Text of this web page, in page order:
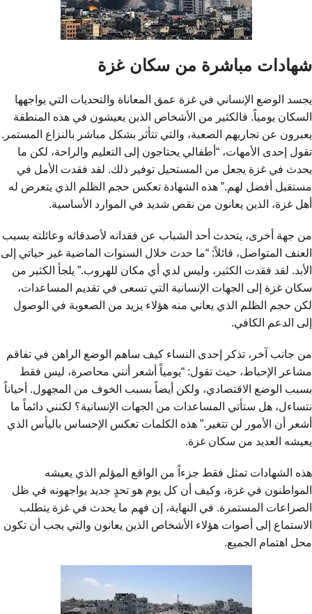
شهادات مباشرة من سكان غزة
يجسد الوضع الإنساني في غزة عمق المعاناة والتحديات التي يواجهها
السكان يومياً. فالكثير من الأشخاص الذين يعيشون في هذه المنطقة
يعبرون عن تجاربهم الصعبة، والتي تتأثر بشكل مباشر بالنزاع المستمر.
تقول إحدى الأمهات، “أطفالي يحتاجون إلى التعليم والراحة، لكن ما
يحدث في غزة يجعل من المستحيل توفير ذلك. لقد فقدت الأمل في
مستقبل أفضل لهم.” هذه الشهادة تعكس حجم الظلم الذي يتعرض له
أهل غزة، الذين يعانون من نقص شديد في الموارد الأساسية.
من جهة أخرى، يتحدث أحد الشباب عن فقدانه لأصدقائه وعائلته بسبب
العنف المتواصل، قائلاً: “ما حدث خلال السنوات الماضية غير حياتي إلى
الأبد. لقد فقدت الكثير، وليس لدي أي مكان للهروب.” يلجأ الكثير من
سكان غزة إلى الجهات الإنسانية التي تسعى في تقديم المساعدات،
لكن حجم الظلم الذي يعاني منه هؤلاء يزيد من الصعوبة في الوصول
إلى الدعم الكافي.
من جانب آخر، تذكر إحدى النساء كيف ساهم الوضع الراهن في تفاقم
مشاعر الإحباط، حيث تقول: “يومياً أشعر أنني محاصرة، ليس فقط
بسبب الوضع الاقتصادي، ولكن أيضاً بسبب الخوف من المجهول. أحياناً
نتساءل، هل ستأتي المساعدات من الجهات الإنسانية؟ لكنني دائماً ما
أشعر أن الأمور لن تتغير.” هذه الكلمات تعكس الإحساس باليأس الذي
يعيشه العديد من سكان غزة.
هذه الشهادات تمثل فقط جزءاً من الواقع المؤلم الذي يعيشه
المواطنون في غزة، وكيف أن كل يوم هو تحدٍ جديد يواجهونه في ظل
الصراعات المستمرة. في النهاية، إن فهم ما يحدث في غزة يتطلب
الاستماع إلى أصوات هؤلاء الأشخاص الذين يعانون والتي يجب أن تكون
محل اهتمام الجميع.